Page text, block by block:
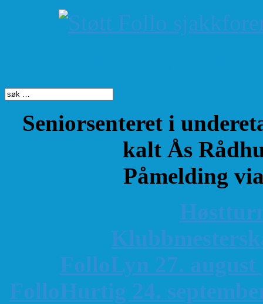
Seniorsenteret i
kalt Ås
Påmelding
K
FolloLyn 27. august
FolloHurtig 24.